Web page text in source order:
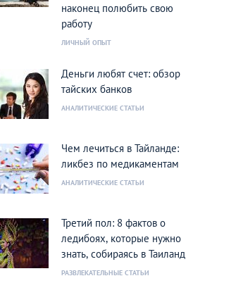
наконец полюбить свою
работу
ЛИЧНЫЙ ОПЫТ
Деньги любят счет: обзор
тайских банков
АНАЛИТИЧЕСКИЕ СТАТЬИ
Чем лечиться в Тайланде:
ликбез по медикаментам
АНАЛИТИЧЕСКИЕ СТАТЬИ
Третий пол: 8 фактов о
ледибоях, которые нужно
знать, собираясь в Таиланд
РАЗВЛЕКАТЕЛЬНЫЕ СТАТЬИ